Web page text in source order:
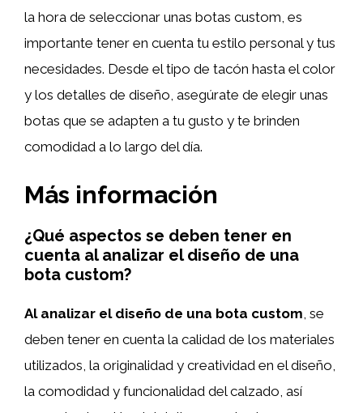
la hora de seleccionar unas botas custom, es
importante tener en cuenta tu estilo personal y tus
necesidades. Desde el tipo de tacón hasta el color
y los detalles de diseño, asegúrate de elegir unas
botas que se adapten a tu gusto y te brinden
comodidad a lo largo del día.
Más información
¿Qué aspectos se deben tener en
cuenta al analizar el diseño de una
bota custom?
Al analizar el diseño de una bota custom , se
deben tener en cuenta la calidad de los materiales
utilizados, la originalidad y creatividad en el diseño,
la comodidad y funcionalidad del calzado, así